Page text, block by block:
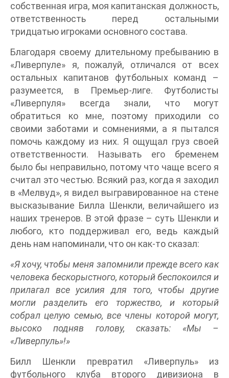
собственная игра, моя капитанская должность,
ответственность перед остальными
тридцатью игроками основного состава.
Благодаря своему длительному пребыванию в
«Ливерпуле» я, пожалуй, отличался от всех
остальных капитанов футбольных команд –
разумеется, в Премьер-лиге. Футболисты
«Ливерпуля» всегда знали, что могут
обратиться ко мне, поэтому приходили со
своими заботами и сомнениями, а я пытался
помочь каждому из них. Я ощущал груз своей
ответственности. Называть его бременем
было бы неправильно, потому что чаще всего я
считал это честью. Всякий раз, когда я заходил
в «Мелвуд», я видел выгравированное на стене
высказывание Билла Шенкли, величайшего из
наших тренеров. В этой фразе – суть Шенкли и
любого, кто поддерживал его, ведь каждый
день нам напоминали, что он как-то сказал:
«Я хочу, чтобы меня запомнили прежде всего как
человека бескорыстного, который беспокоился и
прилагал все усилия для того, чтобы другие
могли разделить его торжество, и который
собрал целую семью, все члены которой могут,
высоко подняв голову, сказать: «Мы –
«Ливерпуль»!»
Билл Шенкли превратил «Ливерпуль» из
футбольного клуба второго дивизиона в